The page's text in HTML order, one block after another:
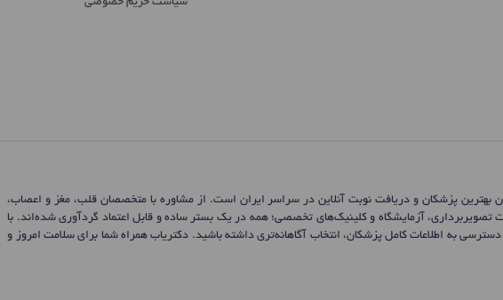
بهترین پزشکان و دریافت نوبت آنلاین در سراسر ایران است. از مشاوره با متخصصان قلب، مغز و اعصاب،
آزمایشگاه و کلینیک‌های تخصصی؛ همه در یک بستر ساده و قابل اعتماد گردآوری شده‌اند. با
به اطلاعات کامل پزشکان، انتخاب آگاهانه‌تری داشته باشید. دکتریاب همراه شما برای سلامت امروز و